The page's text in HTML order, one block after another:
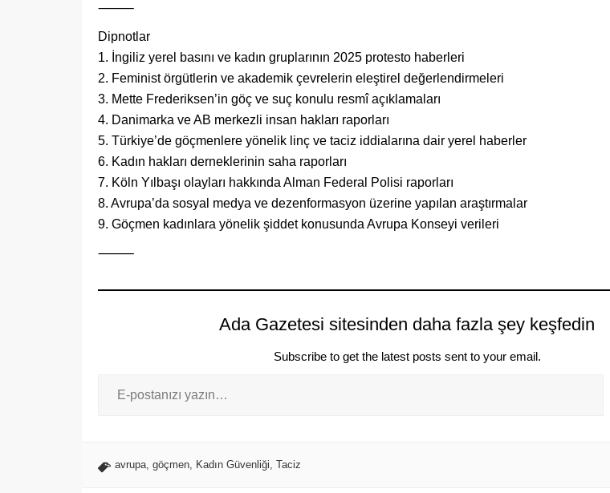
⸻
Dipnotlar
1. İngiliz yerel basını ve kadın gruplarının 2025 protesto haberleri
2. Feminist örgütlerin ve akademik çevrelerin eleştirel değerlendirmeleri
3. Mette Frederiksen’in göç ve suç konulu resmî açıklamaları
4. Danimarka ve AB merkezli insan hakları raporları
5. Türkiye’de göçmenlere yönelik linç ve taciz iddialarına dair yerel haberler
6. Kadın hakları derneklerinin saha raporları
7. Köln Yılbaşı olayları hakkında Alman Federal Polisi raporları
8. Avrupa’da sosyal medya ve dezenformasyon üzerine yapılan araştırmalar
9. Göçmen kadınlara yönelik şiddet konusunda Avrupa Konseyi verileri
⸻
Ada Gazetesi sitesinden daha fazla şey keşfedin
Subscribe to get the latest posts sent to your email.
avrupa, göçmen, Kadın Güvenliği, Taciz